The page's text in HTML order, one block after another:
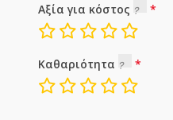
Αξία για κόστος
Καθαριότητα